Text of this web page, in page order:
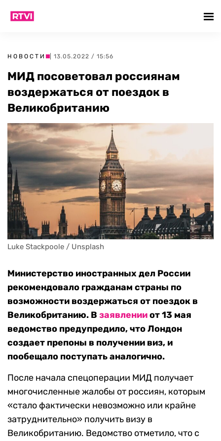
НОВОСТИ | 13.05.2022 / 15:56
МИД посоветовал россиянам
воздержаться от поездок в
Великобританию
Luke Stackpoole / Unsplash
Министерство иностранных дел России
рекомендовало гражданам страны по
возможности воздержаться от поездок в
Великобританию. В заявленииот 13 мая
ведомство предупредило, что Лондон
создает препоны в получении виз, и
пообещало поступать аналогично.
После начала спецоперации МИД получает
многочисленные жалобы от россиян, которым
«стало фактически невозможно или крайне
затруднительно» получить визу в
Великобританию. Ведомство отметило, что с